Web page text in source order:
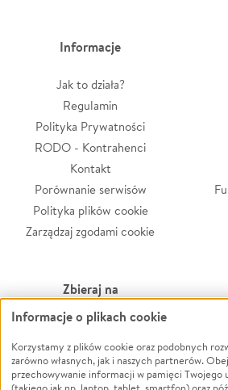
Informacje
Jak to działa?
Regulamin
Polityka Prywatności
RODO - Kontrahenci
Kontakt
Porównanie serwisów
Polityka plików cookie
Zarządzaj zgodami cookie
Zbieraj na
Leczenie
Zwierzęta
Pożar
Informacje o plikach cookie
Korzystamy z plików cookie oraz podobnych
zarówno własnych, jak i naszych partnerów.
przechowywanie informacji w pamięci Twojego